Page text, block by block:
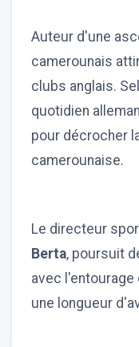
Auteur d'une
camerounais
clubs anglais.
quotidien
pour décrocher
camerounaise.
Le directeur
Berta, poursuit
avec
une longueur